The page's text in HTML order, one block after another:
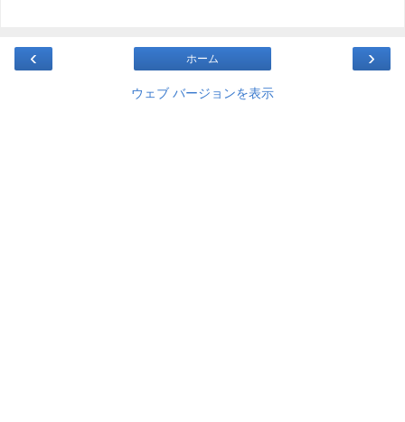
‹ ›
ホーム
ウェブ バージョンを表示